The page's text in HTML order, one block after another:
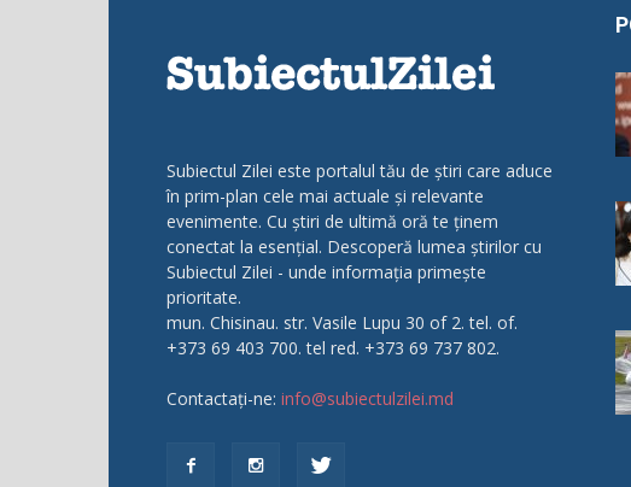
Subiectul Zilei este portalul tău de știri care aduce
în prim-plan cele mai actuale și relevante
evenimente. Cu știri de ultimă oră te ținem
conectat la esențial. Descoperă lumea știrilor cu
Subiectul Zilei - unde informația primește
prioritate.
mun. Chisinau. str. Vasile Lupu 30 of 2. tel. of.
+373 69 403 700. tel red. +373 69 737 802.
Contactați-ne: info@subiectulzilei.md